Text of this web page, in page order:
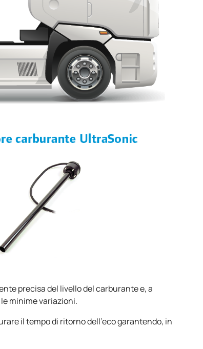
precisa del livello del carburante e, a
minime variazioni.
il tempo di ritorno dell’eco garantendo, in